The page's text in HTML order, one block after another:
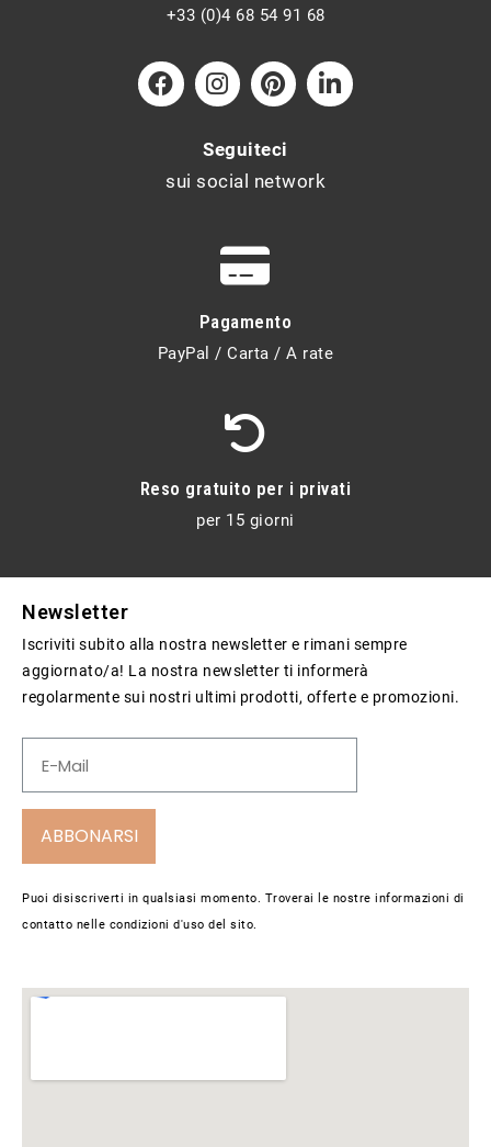
+33 (0)4 68 54 91 68
Seguiteci
sui social network
Pagamento
PayPal / Carta / A rate
Reso gratuito per i privati
per 15 giorni
Newsletter
Iscriviti subito alla nostra newsletter e rimani sempre
aggiornato/a! La nostra newsletter ti informerà
regolarmente sui nostri ultimi prodotti, offerte e promozioni.
ABBONARSI
Puoi disiscriverti in qualsiasi momento. Troverai le nostre informazioni di
contatto nelle condizioni d'uso del sito.